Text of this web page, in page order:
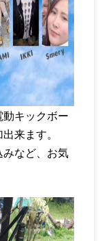
キックボー
来ます。
など、お気